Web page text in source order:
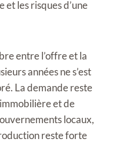
et les risques d’une
entre l’offre et la
années ne s’est
La demande reste
et de
locaux,
reste forte